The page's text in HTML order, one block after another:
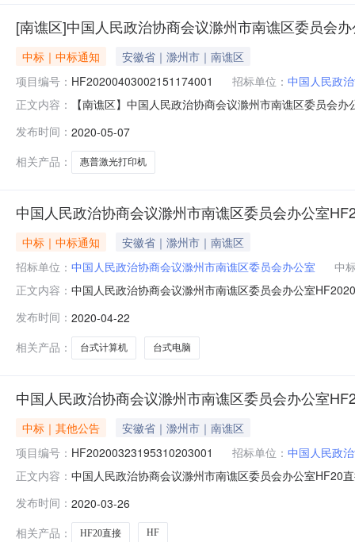
[南谯区]中国人民政治协商会议滁州市南谯区委员会
中标｜中标通知
安徽省｜滁州市｜南谯区
项目编号： HF20200403002151174001 招标单位： 中国人民政
正文内容：
【南谯区】中国人民政治协商会议滁州市南谯区委员会
闻电子科技有限公司供应商联系方式：180****932公告
发布时间： 2020-05-07
相关产品：
惠普激光打印机
中国人民政治协商会议滁州市南谯区委员会办公室
中标｜中标通知
安徽省｜滁州市｜南谯区
招标单位： 中国人民政治协商会议滁州市南谯区委员会办公室
中
正文内容： 中国人民政治协商会议滁州市南谯区委员会办公室
购人联系人******采购人联系电话******采购品目名称台式
发布时间： 2020-04-22
相关产品：
台式计算机 台式电脑
中国人民政治协商会议滁州市南谯区委员会办公室
中标｜其他公告
安徽省｜滁州市｜南谯区
项目编号： HF20200323195310203001 招标单位： 中国人民政
正文内容： 中国人民政治协商会议滁州市南谯区委员会办公室HF20
州迈斯家具有限公司所属地域：滁州市合同金额：
州
发布时间： 2020-03-26
相关产品：
HF20直接 HF